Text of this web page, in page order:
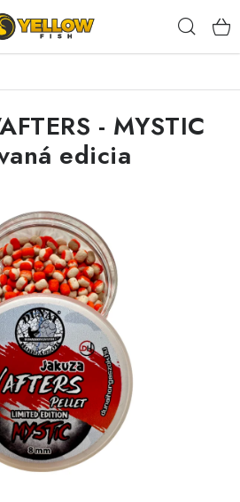
- MYSTIC
edicia